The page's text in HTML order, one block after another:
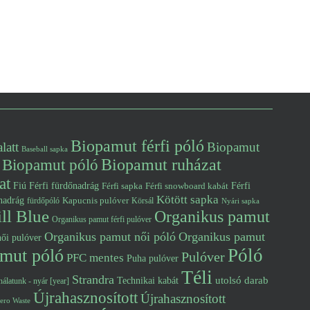
Baseball sapka Biopamut férfi póló Biopamut
Biopamut pólóBiopamut ruházat
Fiú Férfi fürdőnadrág Férfi sapka Férfi snowboard kabát Férfi
fürdőpóló Kapucnis pulóver Körsál Kötött sapka Nyári sapka
Blue Organikus pamut férfi pulóver Organikus pamut
pulóver Organikus pamut női póló Organikus pamut
póló PFC mentes Puha pulóver PulóverPóló
- nyár [year] Strandra Technikai kabát Téli utolsó darab
Waste ÚjrahasznosítottÚjrahasznosított